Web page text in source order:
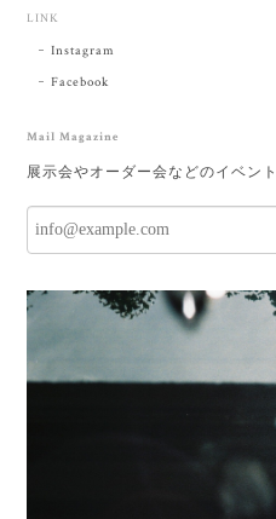
LINK
Instagram
Facebook
Mail Magazine
展示会やオーダー会などのイベン